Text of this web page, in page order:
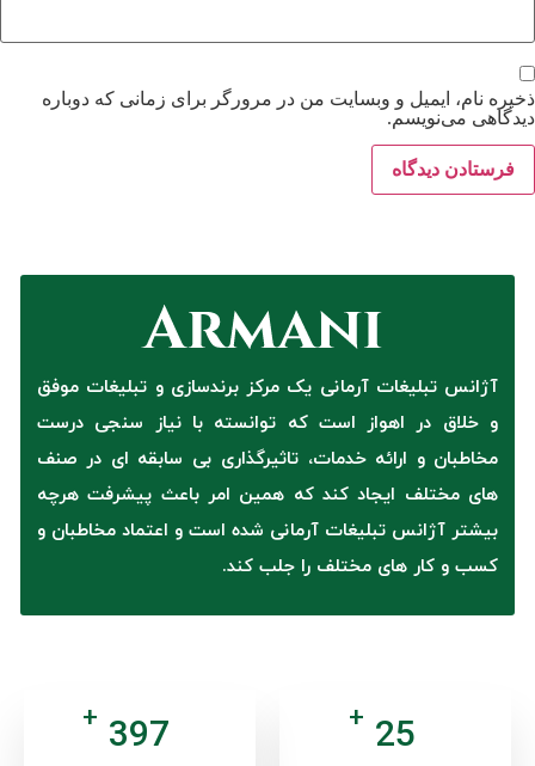
ذخیره نام، ایمیل و وبسایت من در مرورگر برای زمانی که دوباره
دیدگاهی می‌نویسم.
آژانس تبلیغات آرمانی یک مرکز برندسازی و تبلیغات موفق
و خلاق در اهواز است که توانسته با نیاز سنجی درست
مخاطبان و ارائه خدمات، تاثیرگذاری بی سابقه ای در صنف
های مختلف ایجاد کند که همین امر باعث پیشرفت هرچه
بیشتر آژانس تبلیغات آرمانی شده است و اعتماد مخاطبان و
کسب و کار های مختلف را جلب کند.
30
+
477
+